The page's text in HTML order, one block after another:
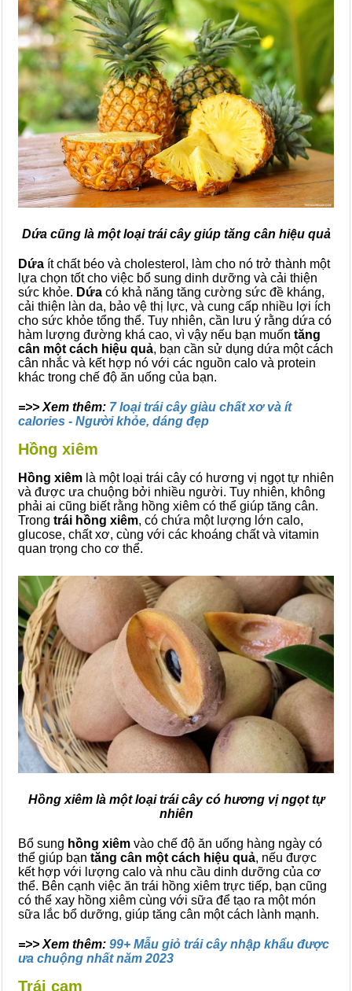
Dứa cũng là một loại trái cây giúp tăng cân hiệu quả
Dứa ít chất béo và cholesterol, làm cho nó trở thành một
lựa chọn tốt cho việc bổ sung dinh dưỡng và cải thiện
sức khỏe. Dứa có khả năng tăng cường sức đề kháng,
cải thiện làn da, bảo vệ thị lực, và cung cấp nhiều lợi ích
cho sức khỏe tổng thể. Tuy nhiên, cần lưu ý rằng dứa có
hàm lượng đường khá cao, vì vậy nếu bạn muốn tăng
cân một cách hiệu quả, bạn cần sử dụng dứa một cách
cân nhắc và kết hợp nó với các nguồn calo và protein
khác trong chế độ ăn uống của bạn.
=>> Xem thêm: 7 loại trái cây giàu chất xơ và ít
calories - Người khỏe, dáng đẹp
Hồng xiêm
Hồng xiêm là một loại trái cây có hương vị ngọt tự nhiên
và được ưa chuộng bởi nhiều người. Tuy nhiên, không
phải ai cũng biết rằng hồng xiêm có thể giúp tăng cân.
Trong trái hồng xiêm, có chứa một lượng lớn calo,
glucose, chất xơ, cùng với các khoáng chất và vitamin
quan trọng cho cơ thể.
Hồng xiêm là một loại trái cây có hương vị ngọt tự
nhiên
Bổ sung hồng xiêm vào chế độ ăn uống hàng ngày có
thể giúp bạn tăng cân một cách hiệu quả, nếu được
kết hợp với lượng calo và nhu cầu dinh dưỡng của cơ
thể. Bên cạnh việc ăn trái hồng xiêm trực tiếp, bạn cũng
có thể xay hồng xiêm cùng với sữa để tạo ra một món
sữa lắc bổ dưỡng, giúp tăng cân một cách lành mạnh.
=>> Xem thêm: 99+ Mẫu giỏ trái cây nhập khẩu được
ưa chuộng nhất năm 2023
Trái cam